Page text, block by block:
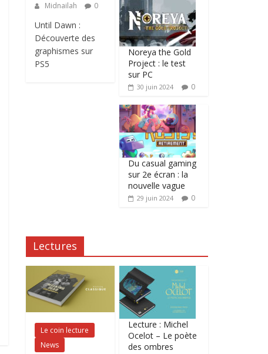
Midnailah
0
Until Dawn :
Découverte des
graphismes sur
PS5
Noreya the Gold
Project : le test
sur PC
30 juin 2024 0
Du casual gaming
sur 2e écran : la
nouvelle vague
29 juin 2024 0
Lectures
Le coin lecture
News
Lecture : Michel
Ocelot – Le poète
des ombres